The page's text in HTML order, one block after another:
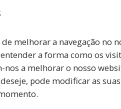
melhorar a navegação no
a forma como os
a melhorar o nosso
pode modificar as suas